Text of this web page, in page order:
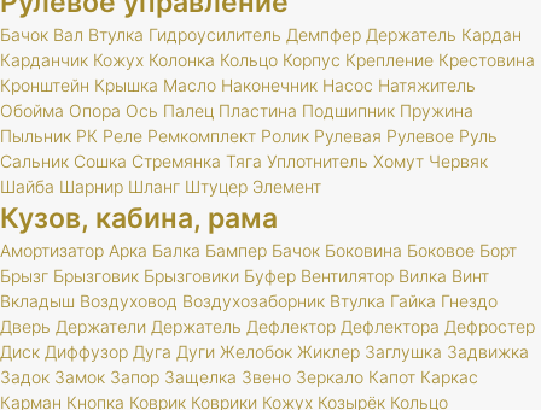
Бачок Вал Втулка Гидроусилитель Демпфер Держатель Кардан
Карданчик Кожух Колонка Кольцо Корпус Крепление Крестовина
Кронштейн Крышка Масло Наконечник Насос Натяжитель
Обойма Опора Ось Палец Пластина Подшипник Пружина
Пыльник РК Реле Ремкомплект Ролик Рулевая Рулевое Руль
Сальник Сошка Стремянка Тяга Уплотнитель Хомут Червяк
Шайба Шарнир Шланг Штуцер Элемент
Кузов, кабина, рама
Амортизатор Арка Балка Бампер Бачок Боковина Боковое Борт
Брызг Брызговик Брызговики Буфер Вентилятор Вилка Винт
Вкладыш Воздуховод Воздухозаборник Втулка Гайка Гнездо
Дверь Держатели Держатель Дефлектор Дефлектора Дефростер
Диск Диффузор Дуга Дуги Желобок Жиклер Заглушка Задвижка
Задок Замок Запор Защелка Звено Зеркало Капот Каркас
Карман Кнопка Коврик Коврики Кожух Козырёк Кольцо